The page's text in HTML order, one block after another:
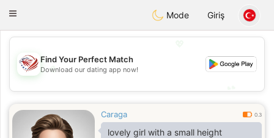
Dating
Toggle
Mode Giriş
💖
💕
Find Your Perfect Match
Download our dating app now!
Caraga 0.3
lovely girl with a small height